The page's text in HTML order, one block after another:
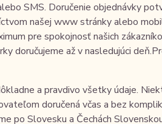
SMS. Doručenie objednávky
našej www stránky alebo
pre spokojnosť našich
doručujeme až v nasledujúci
a pravdivo všetky údaje.
doručená včas a bez
po Slovesku a Čechách